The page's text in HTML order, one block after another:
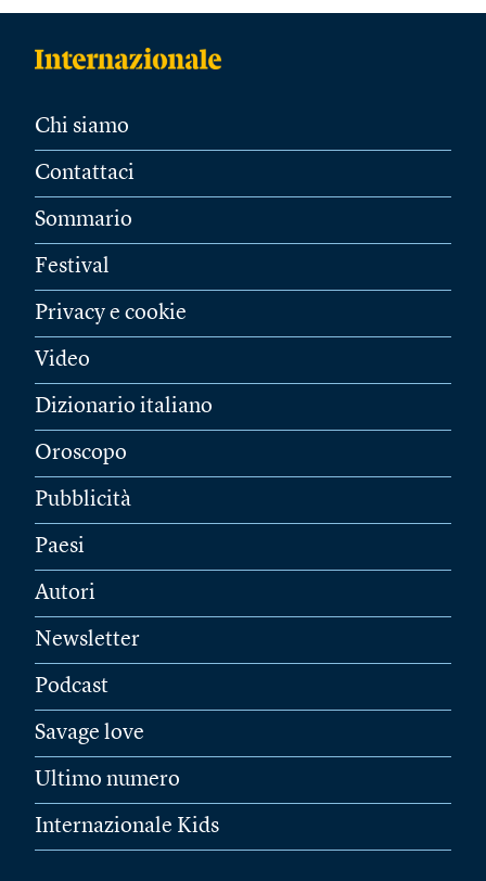
Chi siamo
Contattaci
Sommario
Festival
Privacy e cookie
Video
Dizionario italiano
Oroscopo
Pubblicità
Paesi
Autori
Newsletter
Podcast
Savage love
Ultimo numero
Internazionale Kids